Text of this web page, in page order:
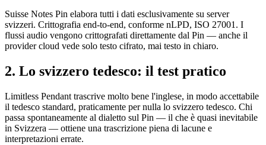
Suisse Notes Pin elabora tutti i dati esclusivamente su server
svizzeri. Crittografia end-to-end, conforme nLPD, ISO 27001. I
flussi audio vengono crittografati direttamente dal Pin — anche il
provider cloud vede solo testo cifrato, mai testo in chiaro.
2. Lo svizzero tedesco: il test pratico
Limitless Pendant trascrive molto bene l'inglese, in modo accettabile
il tedesco standard, praticamente per nulla lo svizzero tedesco. Chi
passa spontaneamente al dialetto sul Pin — il che è quasi inevitabile
in Svizzera — ottiene una trascrizione piena di lacune e
interpretazioni errate.